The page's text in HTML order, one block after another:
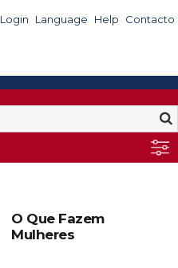
Login Language Help Contacto
O Que Fazem
Mulheres